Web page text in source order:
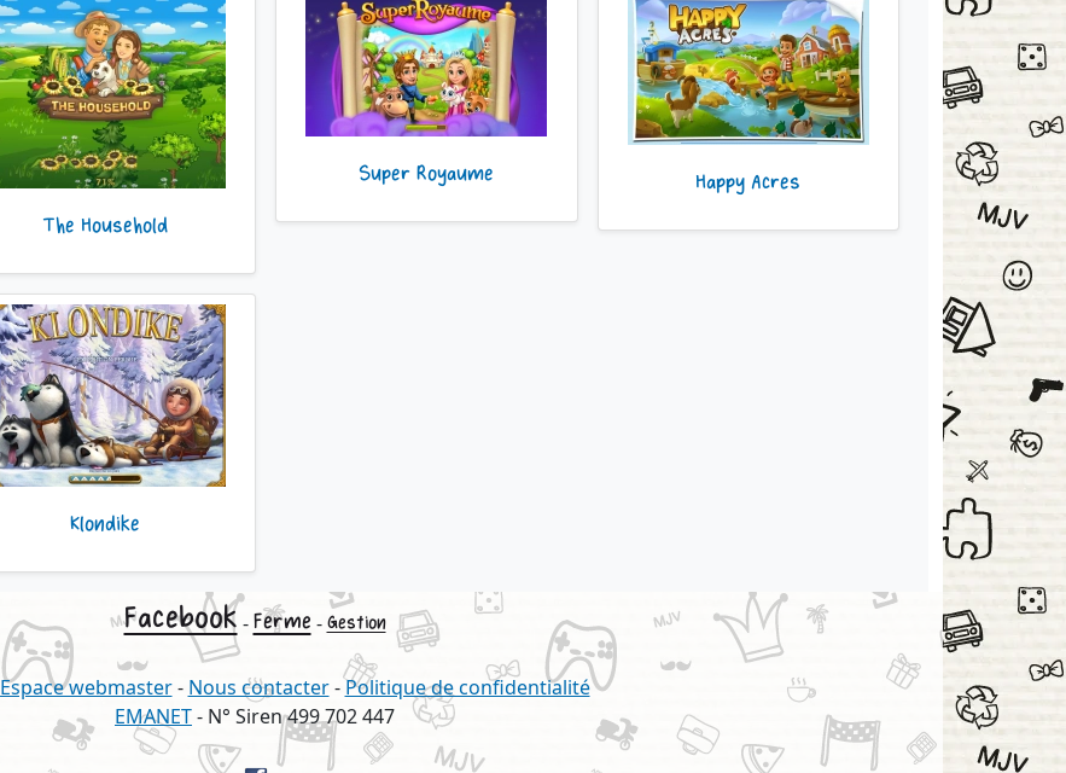
The Household
Super Royaume Happy Acres
Klondike
Facebook -Ferme - Gestion
Espace webmaster- Nous contacter-Politique de confidentialité
EMANET- N° Siren 499 702 447